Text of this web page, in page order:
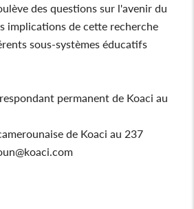
des questions sur l'avenir du
implications de cette recherche
sous-systèmes éducatifs
permanent de Koaci au
de Koaci au 237